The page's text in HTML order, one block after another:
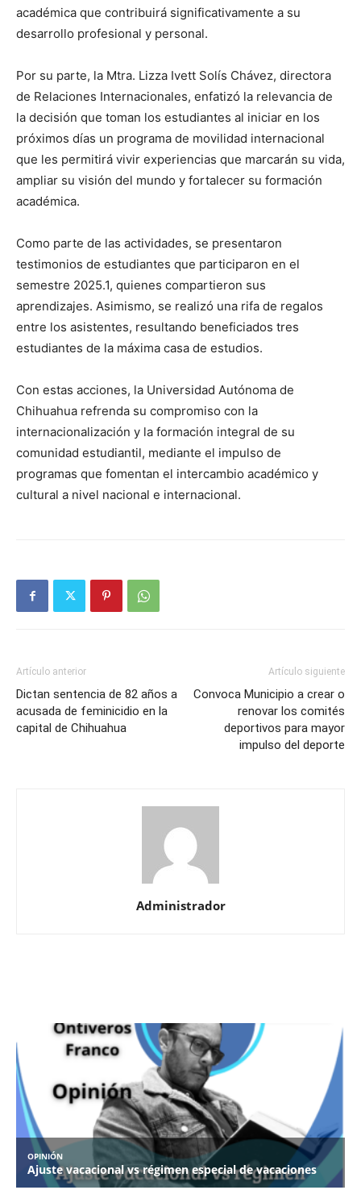
académica que contribuirá significativamente a su
desarrollo profesional y personal.
Por su parte, la Mtra. Lizza Ivett Solís Chávez, directora
de Relaciones Internacionales, enfatizó la relevancia de
la decisión que toman los estudiantes al iniciar en los
próximos días un programa de movilidad internacional
que les permitirá vivir experiencias que marcarán su vida,
ampliar su visión del mundo y fortalecer su formación
académica.
Como parte de las actividades, se presentaron
testimonios de estudiantes que participaron en el
semestre 2025.1, quienes compartieron sus
aprendizajes. Asimismo, se realizó una rifa de regalos
entre los asistentes, resultando beneficiados tres
estudiantes de la máxima casa de estudios.
Con estas acciones, la Universidad Autónoma de
Chihuahua refrenda su compromiso con la
internacionalización y la formación integral de su
comunidad estudiantil, mediante el impulso de
programas que fomentan el intercambio académico y
cultural a nivel nacional e internacional.
Artículo anterior
Dictan sentencia de 82 años a
acusada de feminicidio en la
capital de Chihuahua
Artículo siguiente
Convoca Municipio a crear o
renovar los comités
deportivos para mayor
impulso del deporte
Administrador